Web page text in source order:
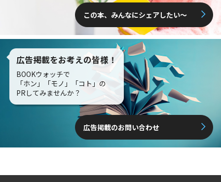
この本、みんなにシェアしたい〜
広告掲載をお考えの皆様！
BOOKウォッチで
「ホン」「モノ」「コト」の
PRしてみませんか？
広告掲載のお問い合わせ